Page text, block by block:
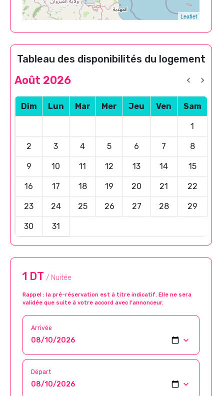
Leaflet
Tableau des disponibilités du logement
Août 2026
Dim Lun Mar Mer Jeu Ven Sam
1
2 3 4 5 6 7 8
9 10 11 12 13 14 15
16 17 18 19 20 21 22
23 24 25 26 27 28 29
30 31
1 DT / Nuitée
Rappel : la pré-réservation est à titre indicatif. Elle ne sera
validée que suite à votre accord avec l’annonceur.
Arrivée
Départ